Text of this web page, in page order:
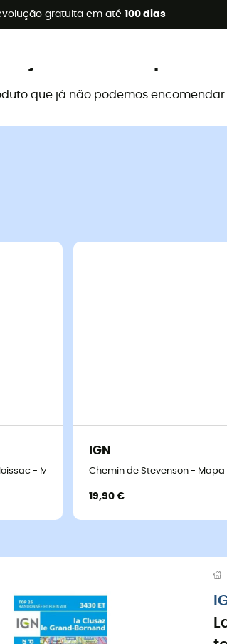
gratuita em até 100 dias
EXTRA a partir de 2 produtos* com o código
que já não podemos
- Mapa topográfico
IGN
Chemin de Stevenson -
19,90 €